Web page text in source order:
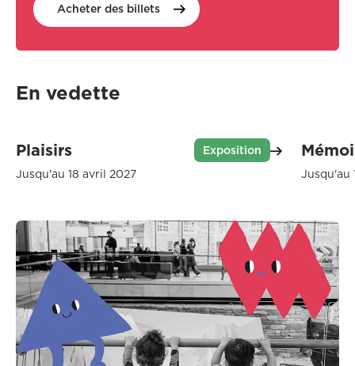
Acheter des billets
En vedette
Exposition
Plaisirs
Jusqu'au 18 avril 2027 Jusqu'au